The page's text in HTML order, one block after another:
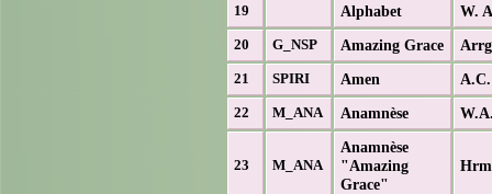
19 Alphabet W.
20 G_NSP Amazing Grace
21 SPIRI Amen
22 M_ANA Anamnèse
23 M_ANA
Anamnèse
"Amazing
Grace"